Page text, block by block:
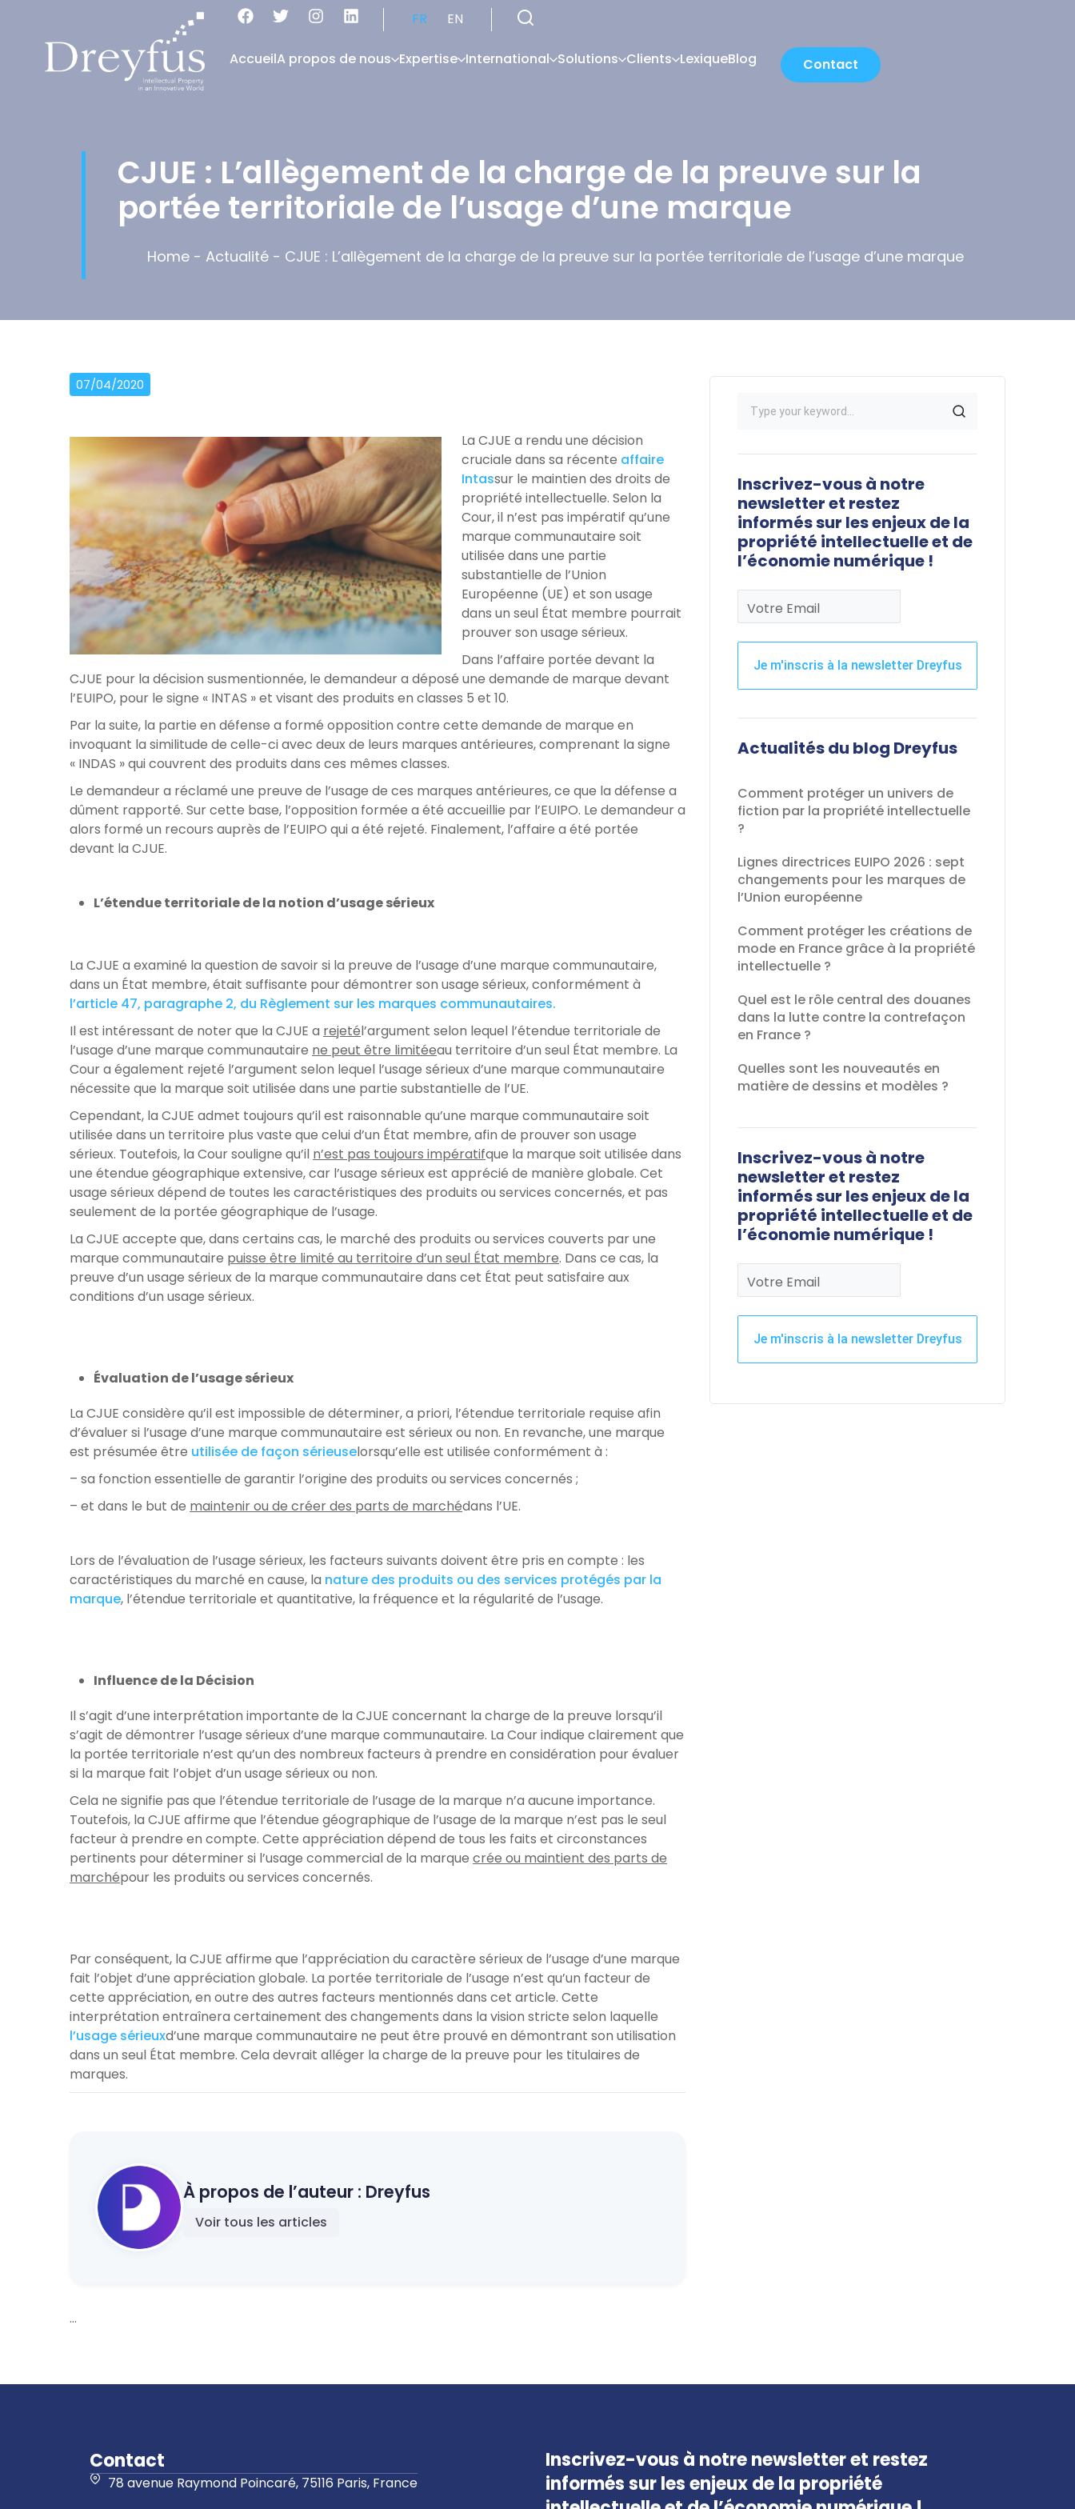
FR EN
AccueilA propos de nous Expertise International Solutions Clients LexiqueBlog Contact
CJUE : L’allègement de la charge de la preuve sur la
portée territoriale de l’usage d’une marque
Home - Actualité - CJUE : L’allègement de la charge de la preuve sur la portée territoriale de l’usage d’une marque
07/04/2020
La CJUE a rendu une décision
cruciale dans sa récente affaire
Intassur le maintien des droits de
propriété intellectuelle. Selon la
Cour, il n’est pas impératif qu’une
marque communautaire soit
utilisée dans une partie
substantielle de l’Union
Européenne (UE) et son usage
dans un seul État membre pourrait
prouver son usage sérieux.
Dans l’affaire portée devant la
CJUE pour la décision susmentionnée, le demandeur a déposé une demande de marque devant
l’EUIPO, pour le signe « INTAS » et visant des produits en classes 5 et 10.
Par la suite, la partie en défense a formé opposition contre cette demande de marque en
invoquant la similitude de celle-ci avec deux de leurs marques antérieures, comprenant la signe
« INDAS » qui couvrent des produits dans ces mêmes classes.
Le demandeur a réclamé une preuve de l’usage de ces marques antérieures, ce que la défense a
dûment rapporté. Sur cette base, l’opposition formée a été accueillie par l’EUIPO. Le demandeur a
alors formé un recours auprès de l’EUIPO qui a été rejeté. Finalement, l’affaire a été portée
devant la CJUE.
L’étendue territoriale de la notion d’usage sérieux
La CJUE a examiné la question de savoir si la preuve de l’usage d’une marque communautaire,
dans un État membre, était suffisante pour démontrer son usage sérieux, conformément à
l’article 47, paragraphe 2, du Règlement sur les marques communautaires.
Il est intéressant de noter que la CJUE a rejetél’argument selon lequel l’étendue territoriale de
l’usage d’une marque communautaire ne peut être limitéeau territoire d’un seul État membre. La
Cour a également rejeté l’argument selon lequel l’usage sérieux d’une marque communautaire
nécessite que la marque soit utilisée dans une partie substantielle de l’UE.
Cependant, la CJUE admet toujours qu’il est raisonnable qu’une marque communautaire soit
utilisée dans un territoire plus vaste que celui d’un État membre, afin de prouver son usage
sérieux. Toutefois, la Cour souligne qu’il n’est pas toujours impératifque la marque soit utilisée dans
une étendue géographique extensive, car l’usage sérieux est apprécié de manière globale. Cet
usage sérieux dépend de toutes les caractéristiques des produits ou services concernés, et pas
seulement de la portée géographique de l’usage.
La CJUE accepte que, dans certains cas, le marché des produits ou services couverts par une
marque communautaire puisse être limité au territoire d’un seul État membre. Dans ce cas, la
preuve d’un usage sérieux de la marque communautaire dans cet État peut satisfaire aux
conditions d’un usage sérieux.
Évaluation de l’usage sérieux
La CJUE considère qu’il est impossible de déterminer, a priori, l’étendue territoriale requise afin
d’évaluer si l’usage d’une marque communautaire est sérieux ou non. En revanche, une marque
est présumée être utilisée de façon sérieuselorsqu’elle est utilisée conformément à :
– sa fonction essentielle de garantir l’origine des produits ou services concernés ;
– et dans le but de maintenir ou de créer des parts de marchédans l’UE.
Lors de l’évaluation de l’usage sérieux, les facteurs suivants doivent être pris en compte : les
caractéristiques du marché en cause, la nature des produits ou des services protégés par la
marque, l’étendue territoriale et quantitative, la fréquence et la régularité de l’usage.
Influence de la Décision
Il s’agit d’une interprétation importante de la CJUE concernant la charge de la preuve lorsqu’il
s’agit de démontrer l’usage sérieux d’une marque communautaire. La Cour indique clairement que
la portée territoriale n’est qu’un des nombreux facteurs à prendre en considération pour évaluer
si la marque fait l’objet d’un usage sérieux ou non.
Cela ne signifie pas que l’étendue territoriale de l’usage de la marque n’a aucune importance.
Toutefois, la CJUE affirme que l’étendue géographique de l’usage de la marque n’est pas le seul
facteur à prendre en compte. Cette appréciation dépend de tous les faits et circonstances
pertinents pour déterminer si l’usage commercial de la marque crée ou maintient des parts de
marchépour les produits ou services concernés.
Par conséquent, la CJUE affirme que l’appréciation du caractère sérieux de l’usage d’une marque
fait l’objet d’une appréciation globale. La portée territoriale de l’usage n’est qu’un facteur de
cette appréciation, en outre des autres facteurs mentionnés dans cet article. Cette
interprétation entraînera certainement des changements dans la vision stricte selon laquelle
l’usage sérieuxd’une marque communautaire ne peut être prouvé en démontrant son utilisation
dans un seul État membre. Cela devrait alléger la charge de la preuve pour les titulaires de
marques.
À propos de l’auteur : Dreyfus
Voir tous les articles
...
Inscrivez-vous à notre
newsletter et restez
informés sur les enjeux de la
propriété intellectuelle et de
l’économie numérique !
Votre Email
Je m'inscris à la newsletter Dreyfus
champ
devrait
vide
Actualités du blog Dreyfus
Comment protéger un univers de
fiction par la propriété intellectuelle
?
Lignes directrices EUIPO 2026 : sept
changements pour les marques de
l’Union européenne
Comment protéger les créations de
mode en France grâce à la propriété
intellectuelle ?
Quel est le rôle central des douanes
dans la lutte contre la contrefaçon
en France ?
Quelles sont les nouveautés en
matière de dessins et modèles ?
Inscrivez-vous à notre
newsletter et restez
informés sur les enjeux de la
propriété intellectuelle et de
l’économie numérique !
Votre Email
Je m'inscris à la newsletter Dreyfus
Contact
78 avenue Raymond Poincaré, 75116 Paris, France
Inscrivez-vous à notre newsletter et restez
informés sur les enjeux de la propriété